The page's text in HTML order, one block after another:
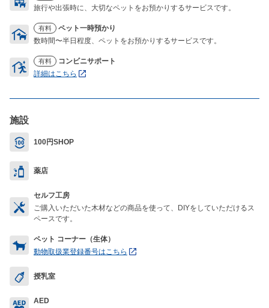
旅行や出張時に、大切なペットをお預かりするサービスです。
有料
ペット一時預かり
数時間〜半日程度、ペットをお預かりするサービスです。
有料
コンビニサポート
詳細はこちら
施設
100円SHOP
薬店
セルフ工房
ご購入いただいた木材などの商品を使って、DIYをしていただけるス
ペースです。
ペット コーナー（生体）
動物取扱業登録番号はこちら
授乳室
AED